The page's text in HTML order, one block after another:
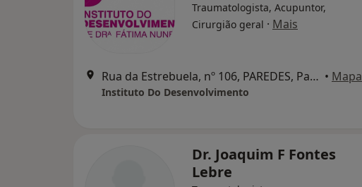
Traumatologista, Acupuntor,
Cirurgião geral · Mais
Rua da Estrebuela, nº 106, PAREDES, Paredes • Mapa
Instituto Do Desenvolvimento
Dr. Joaquim F Fontes
Lebre